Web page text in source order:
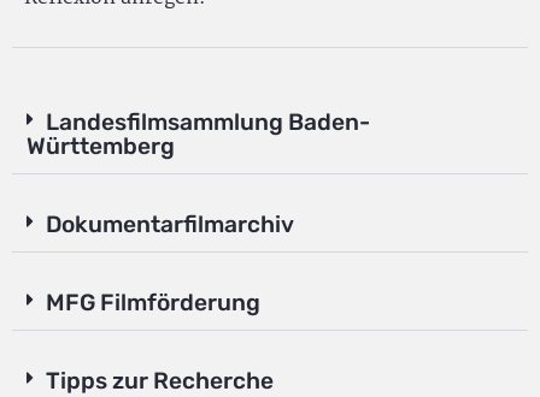
Landesfilmsammlung Baden-
Württemberg
Dokumentarfilmarchiv
MFG Filmförderung
Tipps zur Recherche